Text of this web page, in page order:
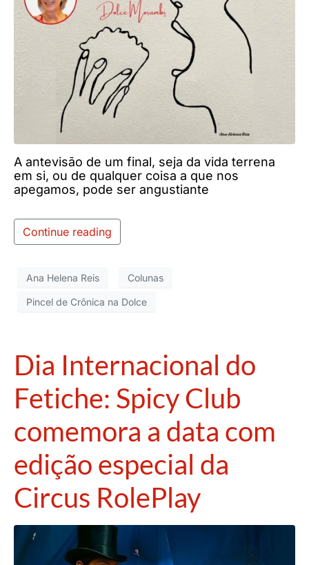
A antevisão de um final, seja da vida terrena
em si, ou de qualquer coisa a que nos
apegamos, pode ser angustiante
Continue reading
Ana Helena Reis Colunas
Pincel de Crônica na Dolce
Dia Internacional do
Fetiche: Spicy Club
comemora a data com
edição especial da
Circus RolePlay